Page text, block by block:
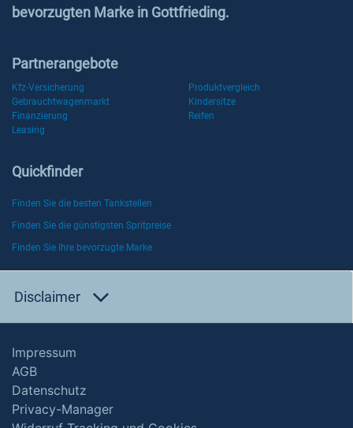
bevorzugten Marke in Gottfrieding.
Partnerangebote
Kfz-Versicherung
Produktvergleich
Gebrauchtwagenmarkt
Kindersitze
Finanzierung
Reifen
Leasing
Quickfinder
Finden Sie die besten Tankstellen
Finden Sie die günstigsten Spritpreise
Finden Sie Ihre bevorzugte Marke
Disclaimer
Impressum
AGB
Datenschutz
Privacy-Manager